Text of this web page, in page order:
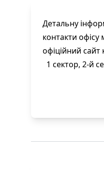
Детальну
контакти
офіційний сайт
1 сектор, 2-й